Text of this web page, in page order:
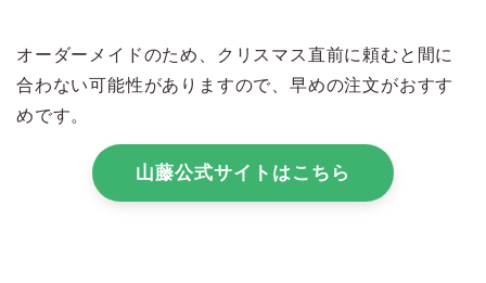
オーダーメイドのため、クリスマス直前に頼むと間に
合わない可能性がありますので、早めの注文がおすす
めです。
山藤公式サイトはこちら